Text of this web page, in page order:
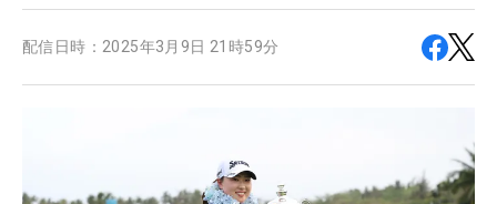
配信日時： 2025年3月9日 21時59分